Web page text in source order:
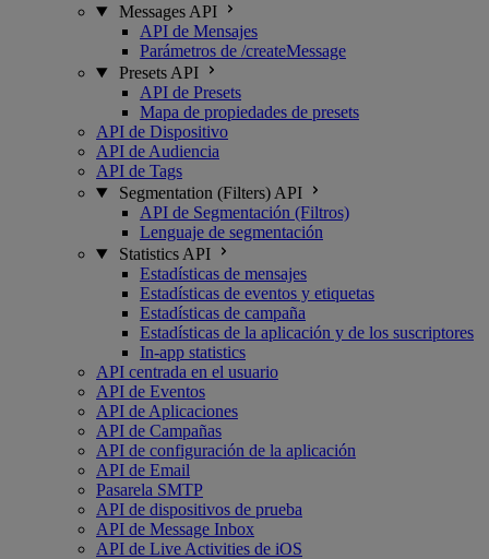
Messages API
API de Mensajes
Parámetros de /createMessage
Presets API
API de Presets
Mapa de propiedades de presets
API de Dispositivo
API de Audiencia
API de Tags
Segmentation (Filters) API
API de Segmentación (Filtros)
Lenguaje de segmentación
Statistics API
Estadísticas de mensajes
Estadísticas de eventos y etiquetas
Estadísticas de campaña
Estadísticas de la aplicación y de los suscriptores
In-app statistics
API centrada en el usuario
API de Eventos
API de Aplicaciones
API de Campañas
API de configuración de la aplicación
API de Email
Pasarela SMTP
API de dispositivos de prueba
API de Message Inbox
API de Live Activities de iOS